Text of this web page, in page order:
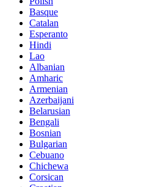
Basque
Catalan
Esperanto
Hindi
Lao
Albanian
Amharic
Armenian
Azerbaijani
Belarusian
Bengali
Bosnian
Bulgarian
Cebuano
Chichewa
Corsican